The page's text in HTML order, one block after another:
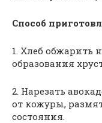
Способ
1. Хлеб обжарить
образования
2. Нарезать
от кожуры,
состояния.